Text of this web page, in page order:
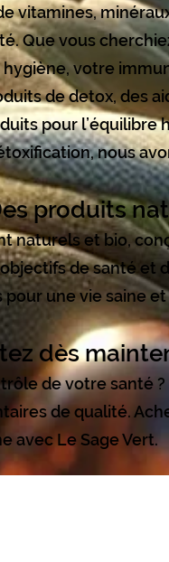
vitamines,
Que vous
votre
de detox, des
pour l’équilibre
nous
produits
naturels et bio,
de santé et
une vie saine
dès
de votre santé
de qualité.
avec Le Sage Vert.